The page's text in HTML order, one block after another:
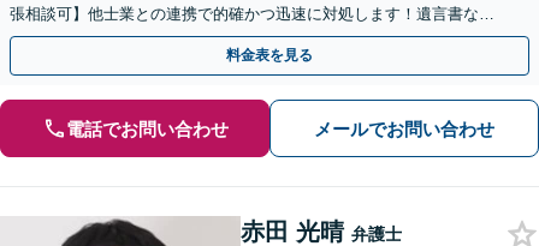
張相談可】他士業との連携で的確かつ迅速に対処します！遺言書など
生前対策も【丸の内駅2分】
料金表を見る
電話でお問い合わせ メールでお問い合わせ
赤田 光晴 弁護士